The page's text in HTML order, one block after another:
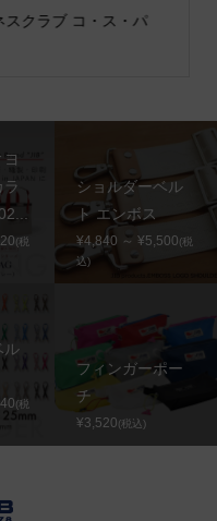
クラブ コ・ス・パ
ラ
(税
ショルダーベル
ト エンボス
¥4,840 ～ ¥5,500(税
込)
ル
(税
フィンガーポー
チ
¥3,520(税込)